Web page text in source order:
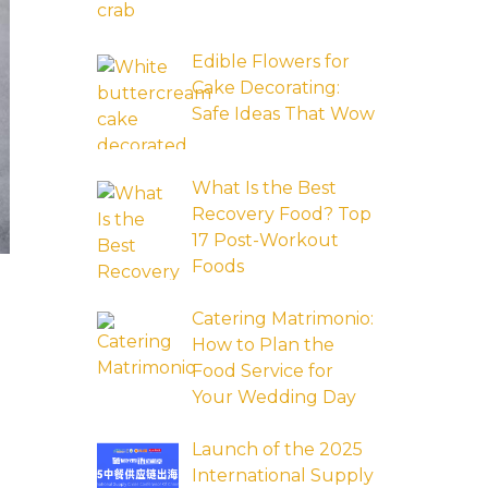
Edible Flowers for
Cake Decorating:
Safe Ideas That Wow
What Is the Best
Recovery Food? Top
17 Post-Workout
Foods
Catering Matrimonio:
How to Plan the
Food Service for
Your Wedding Day
Launch of the 2025
International Supply